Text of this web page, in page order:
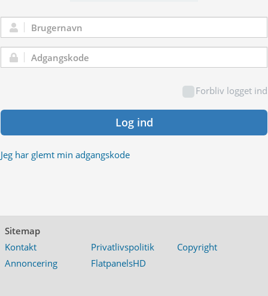
Brugernavn:
Adgangskode:
Forbliv logget ind
Log ind
Jeg har glemt min adgangskode
Sitemap
Kontakt
Privatlivspolitik
Copyright
Annoncering
FlatpanelsHD